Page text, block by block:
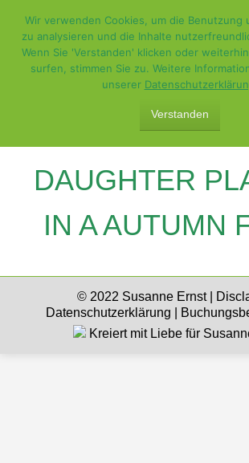
MOTHER WITH
DAUGHTER
IN A AUTUMN
© 2022 Susanne Ernst |
Datenschutzerklärung
Kreiert mit Liebe für
Wir verwenden Cookies, um die Benutzung
zu analysieren und die Inhalte
Wenn Sie 'Verstanden' klicken oder
surfen, stimmen Sie zu. Weitere
unserer
Verstanden